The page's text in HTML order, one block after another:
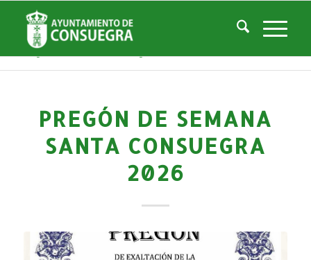
Noticias
Usted está aquí: Inicio / Noticias Cultura /
Actividades culturales y educativas
PREGÓN DE SEMANA
SANTA CONSUEGRA
2026